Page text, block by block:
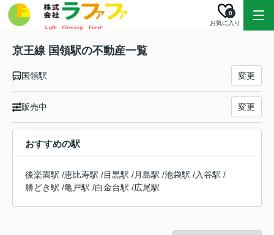
お気に入り
0
京王線 国領駅の不動産一覧
国領駅 変更
販売中 変更
おすすめの駅
後楽園駅 /恵比寿駅 /目黒駅 /月島駅 /池袋駅 /入谷駅 /
勝どき駅 /亀戸駅 /白金台駅 /広尾駅